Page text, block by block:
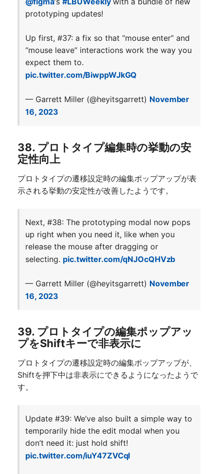
prototyping updates!
Up first, #37: a fix so that “mouse enter” and
“mouse leave” interactions work the way you
expect them to.
pic.twitter.com/BiwppWJkGQ
— Garrett Miller (@heyitsgarrett) November
16, 2023
38. プロトタイプ編集時の挙動の安
定性向上
プロトタイプの遷移設定時の編集ポップアップが表
示される挙動の安定性が改善したようです。
Next, #38: The prototyping modal now pops
up right when you need it, like when you
release the mouse after dragging or
selecting. pic.twitter.com/qNJOcQHVzb
— Garrett Miller (@heyitsgarrett) November
16, 2023
39. プロトタイプの編集ポップアッ
プをShiftキーで非表示に
プロトタイプの遷移設定時の編集ポップアップが、
Shiftを押下中は非表示にできるようになったようで
す。
Update #39: We’ve also built a simple way to
temporarily hide the edit modal when you
don’t need it: just hold shift!
pic.twitter.com/iuY47ZVCql